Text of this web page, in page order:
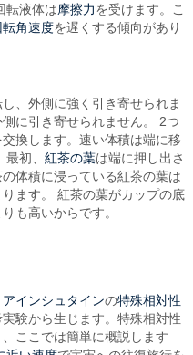
転液体は摩擦力を受けます。こ
転角速度を遅くする傾向があり
、外側に強く引き寄せられま
に引き寄せられません。 2つ
換します。速い体積は端に移
最初、紅茶の葉は端に押し出さ
体積に浸っている紅茶の葉は
ます。 紅茶の葉がカップの底
も高いからです。
インシュタインの特殊相対性
験から生じます。特殊相対性
ここでは簡単に概説します